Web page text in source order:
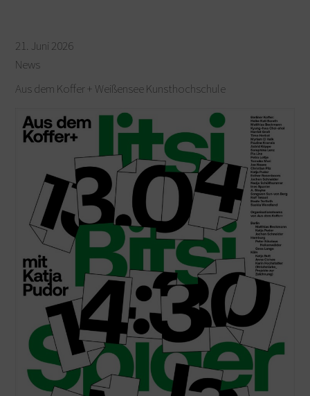
21. Juni 2026
News
Aus dem Koffer + Weißensee Kunsthochschule